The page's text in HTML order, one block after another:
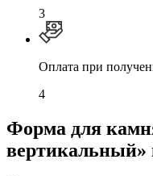
3
Оплата при
4
Форма для
вертикальный»